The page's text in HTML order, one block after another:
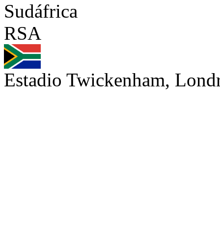
Sudáfrica
RSA
Estadio Twickenham,